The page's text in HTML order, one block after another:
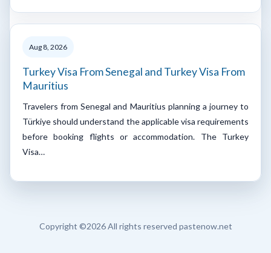
Aug 8, 2026
Turkey Visa From Senegal and Turkey Visa From
Mauritius
Travelers from Senegal and Mauritius planning a journey to
Türkiye should understand the applicable visa requirements
before booking flights or accommodation. The Turkey
Visa…
Copyright ©2026 All rights reserved pastenow.net